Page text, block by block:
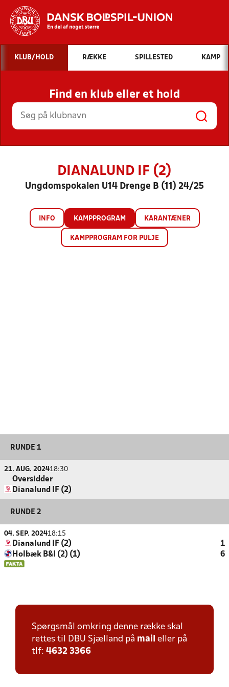
Hvad vil du søge efter?
INDHOLD OG NYHEDER
STILLINGER, RESULTATER, KLUBBER OG
HOLD
KLUB/HOLD RÆKKE SPILLESTED KAMP
Find en klub eller et hold
DIANALUND IF (2)
Ungdomspokalen U14 Drenge B (11) 24/25
INFO KAMPPROGRAM KARANTÆNER
KAMPPROGRAM FOR PULJE
RUNDE 1
21. AUG. 202418:30
Oversidder
Dianalund IF (2)
RUNDE 2
04. SEP. 202418:15
Dianalund IF (2)
1
Holbæk B&I (2) (1)
6
Spørgsmål omkring denne række skal
rettes til DBU Sjælland på mail eller på
tlf: 4632 3366